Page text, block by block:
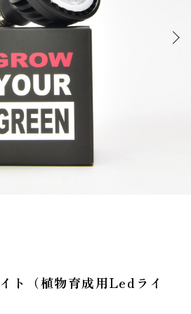
ト（植物育成用Ledライ